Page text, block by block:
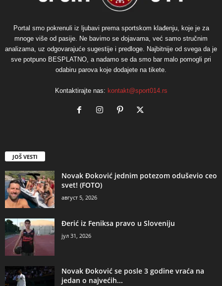
Portal smo pokrenuli iz ljubavi prema sportskom klađenju, koje je za
mnoge više od pasije. Ne bavimo se dojavama, već samo stručnim
analizama, uz odgovarajuće sugestije i predloge. Najbitnije od svega da je
sve potpuno BESPLATNO, a nadamo se da smo bar malo pomogli pri
odabiru parova koje dodajete na tikete.
Kontaktirajte nas: kontakt@sport014.rs
JOŠ VESTI
Novak Đoković jednim potezom oduševio ceo
svet! (FOTO)
август 5, 2026
Đerić iz Feniksa pravo u Sloveniju
јул 31, 2026
Novak Đoković se posle 3 godine vraća na
jedan o najvećih...